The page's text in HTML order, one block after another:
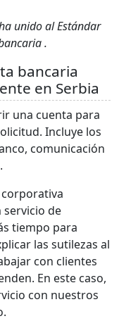
unido al Estándar
.
bancaria
en Serbia
una cuenta para
Incluye los
comunicación
servicio de
tiempo para
las sutilezas al
con clientes
En este caso,
con nuestros